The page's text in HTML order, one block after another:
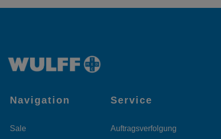
Navigation
Sale
Service
Auftragsverfolgung